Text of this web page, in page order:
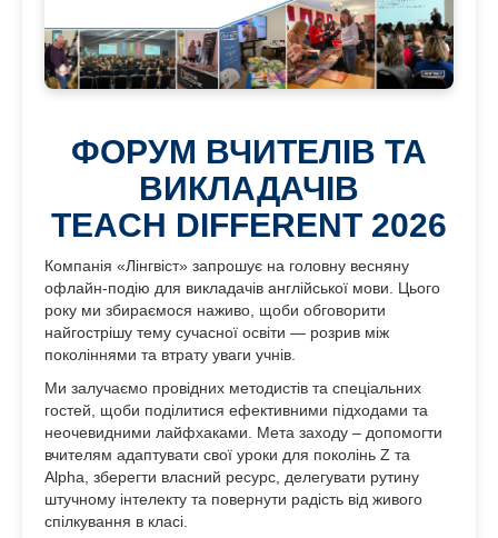
ФОРУМ ВЧИТЕЛІВ ТА
ВИКЛАДАЧІВ
TEACH DIFFERENT 2026
Компанія «Лінгвіст» запрошує на головну весняну
офлайн-подію для викладачів англійської мови. Цього
року ми збираємося наживо, щоби обговорити
найгострішу тему сучасної освіти — розрив між
поколіннями та втрату уваги учнів.
Ми залучаємо провідних методистів та спеціальних
гостей, щоби поділитися ефективними підходами та
неочевидними лайфхаками. Мета заходу – допомогти
вчителям адаптувати свої уроки для поколінь Z та
Alpha, зберегти власний ресурс, делегувати рутину
штучному інтелекту та повернути радість від живого
спілкування в класі.